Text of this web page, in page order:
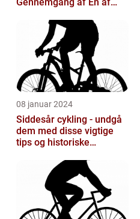
Prestigefyldte r
08 januar 2024
Siddesår cykling - undgå
dem med disse vigtige
tips og historiske